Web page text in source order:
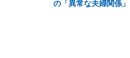
の「異常な夫婦関係」